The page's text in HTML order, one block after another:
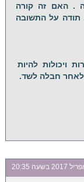
. האם זה קורה
תודה על התשובה
ויכולות להיות
לאחר חבלה לשד.